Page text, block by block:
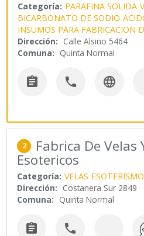
Categoría: PARAFINA SOLIDA
BICARBONATO DE SODIO
INSUMOS PARA FABRICACION
Dirección: Calle Alsino 5464
Comuna: Quinta Normal
  
2 Fabrica De Velas
Esotericos
Categoría: VELAS ESOTERISMO
Dirección: Costanera Sur 2849
Comuna: Quinta Normal
 